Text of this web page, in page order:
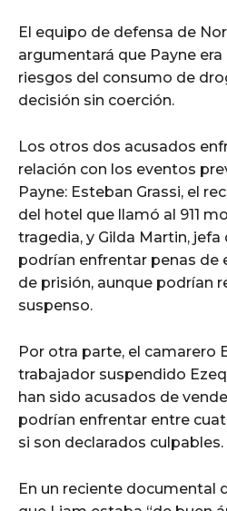
El equipo de defensa de
argumentará que Payne
riesgos del consumo de
decisión sin coerción.
Los otros dos acusados
relación con los eventos
Payne: Esteban Grassi, el
del hotel que llamó al 911
tragedia, y Gilda Martin,
podrían enfrentar penas de
de prisión, aunque podrían
suspenso.
Por otra parte, el camarero
trabajador suspendido
han sido acusados de
podrían enfrentar entre
si son declarados culpables.
En un reciente documental